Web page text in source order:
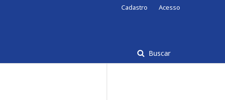
Buscar
Cadastro Acesso